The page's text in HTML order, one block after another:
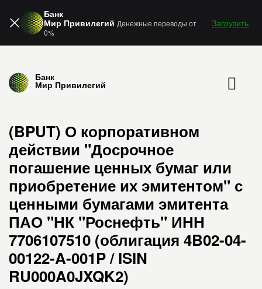
Банк
Мир Привилегий Денежные переводы от
0%
Загрузить
Банк
Мир Привилегий
(BPUT) О корпоративном
действии "Досрочное
погашение ценных бумаг или
приобретение их эмитентом" с
ценными бумагами эмитента
ПАО "НК "Роснефть" ИНН
7706107510 (облигация 4B02-04-
00122-A-001P / ISIN
RU000A0JXQK2)